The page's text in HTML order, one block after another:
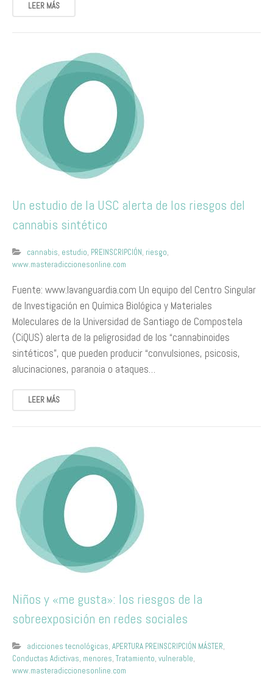
LEER MÁS
Un estudio de la USC alerta de los riesgos del
cannabis sintético
cannabis, estudio, PREINSCRIPCIÓN, riesgo,
www.masteradiccionesonline.com
Fuente: www.lavanguardia.com Un equipo del Centro Singular
de Investigación en Química Biológica y Materiales
Moleculares de la Universidad de Santiago de Compostela
(CiQUS) alerta de la peligrosidad de los “cannabinoides
sintéticos”, que pueden producir “convulsiones, psicosis,
alucinaciones, paranoia o ataques…
LEER MÁS
Niños y «me gusta»: los riesgos de la
sobreexposición en redes sociales
adicciones tecnológicas, APERTURA PREINSCRIPCIÓN MÁSTER,
Conductas Adictivas, menores, Tratamiento, vulnerable,
www.masteradiccionesonline.com